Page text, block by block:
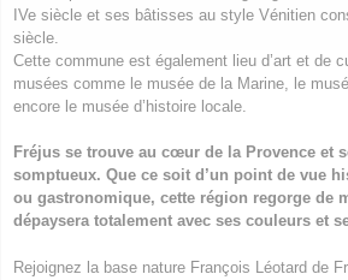
IVe siècle et ses bâtisses au style Vénitien
siècle.
Cette commune est également lieu d’art et de
musées comme le musée de la Marine, le
encore le musée d’histoire locale.
Fréjus se trouve au cœur de la Provence et
somptueux. Que ce soit d’un point de vue
ou gastronomique, cette région regorge de
dépaysera totalement avec ses couleurs et
Rejoignez la base nature François Léotard de